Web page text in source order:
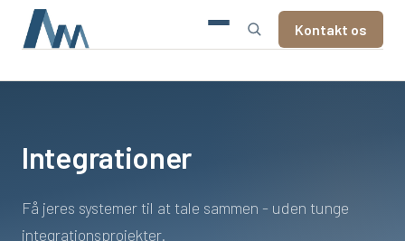
IT-løsninger
Integrationer
Marketing Automation
Kontakt os
Integrationer
Få jeres systemer til at tale sammen - uden tunge
integrationsprojekter.